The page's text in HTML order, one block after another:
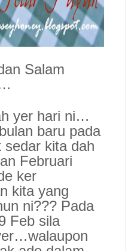
Salam
yer hari ni…
baru pada
kita dah
Februari
ker
kita yang
ni??? Pada
Feb sila